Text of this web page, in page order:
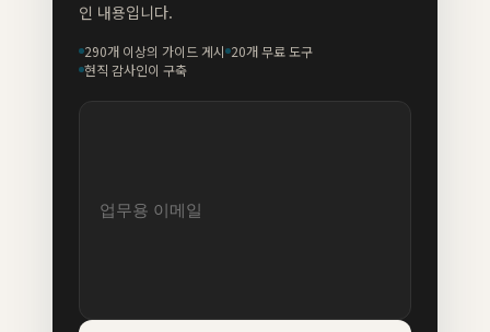
인 내용입니다.
290개 이상의 가이드 게시 20개 무료 도구
현직 감사인이 구축